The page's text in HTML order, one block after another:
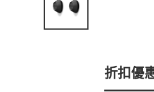
折扣優